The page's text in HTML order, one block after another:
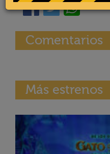
Comentarios
Más estrenos